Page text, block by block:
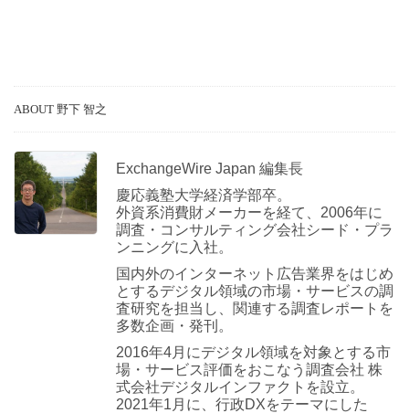
ABOUT 野下 智之
ExchangeWire Japan 編集長
慶応義塾大学経済学部卒。
外資系消費財メーカーを経て、2006年に
調査・コンサルティング会社シード・プラ
ンニングに入社。
国内外のインターネット広告業界をはじめ
とするデジタル領域の市場・サービスの調
査研究を担当し、関連する調査レポートを
多数企画・発刊。
2016年4月にデジタル領域を対象とする市
場・サービス評価をおこなう調査会社 株
式会社デジタルインファクトを設立。
2021年1月に、行政DXをテーマにした